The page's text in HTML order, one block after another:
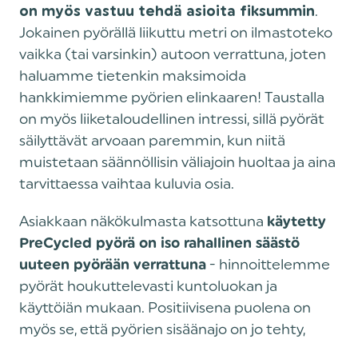
on myös vastuu tehdä asioita fiksummin.
Jokainen pyörällä liikuttu metri on ilmastoteko
vaikka (tai varsinkin) autoon verrattuna, joten
haluamme tietenkin maksimoida
hankkimiemme pyörien elinkaaren! Taustalla
on myös liiketaloudellinen intressi, sillä pyörät
säilyttävät arvoaan paremmin, kun niitä
muistetaan säännöllisin väliajoin huoltaa ja aina
tarvittaessa vaihtaa kuluvia osia.
‍Asiakkaan näkökulmasta katsottuna käytetty
PreCycled pyörä on iso rahallinen säästö
uuteen pyörään verrattuna - hinnoittelemme
pyörät houkuttelevasti kuntoluokan ja
käyttöiän mukaan. Positiivisena puolena on
myös se, että pyörien sisäänajo on jo tehty,